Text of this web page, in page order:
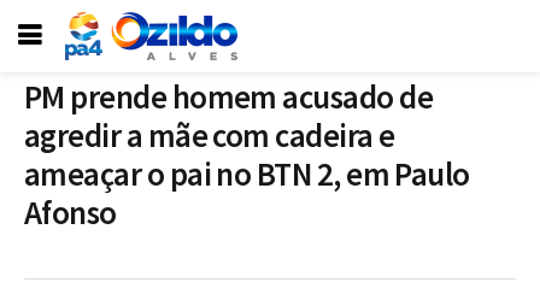
PM prende homem acusado de
agredir a mãe com cadeira e
ameaçar o pai no BTN 2, em Paulo
Afonso